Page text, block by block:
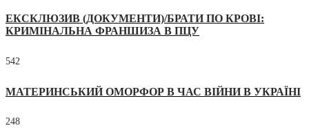
ЕКСКЛЮЗИВ (ДОКУМЕНТИ)/БРАТИ ПО КРОВІ:
КРИМІНАЛЬНА ФРАНШИЗА В ПЦУ
542
МАТЕРИНСЬКИЙ ОМОРФОР В ЧАС ВІЙНИ В УКРАЇНІ
248